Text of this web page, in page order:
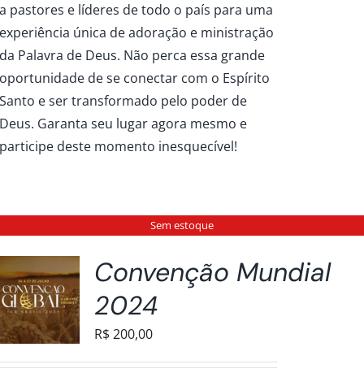
a pastores e líderes de todo o país para uma
experiência única de adoração e ministração
da Palavra de Deus. Não perca essa grande
oportunidade de se conectar com o Espírito
Santo e ser transformado pelo poder de
Deus. Garanta seu lugar agora mesmo e
participe deste momento inesquecível!
Sem estoque
Convenção Mundial
2024
R$200,00